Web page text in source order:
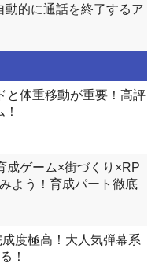
動的に通話を終了するア
と体重移動が重要！高評
成ゲーム×街づくり×RP
よう！育成パート徹底
成度極高！大人気弾幕系
！